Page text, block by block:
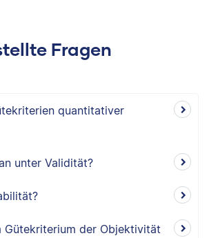
Fragen
quantitativer
unter Validität?
Gütekriterium der Objektivität